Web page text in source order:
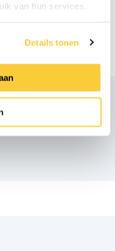
van hun services.
Details tonen